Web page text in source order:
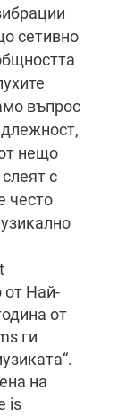
сетивно
въпрос
нещо
с
често
от Най-
от
ги
на
is